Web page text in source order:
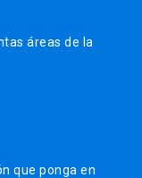
áreas de la
que ponga en